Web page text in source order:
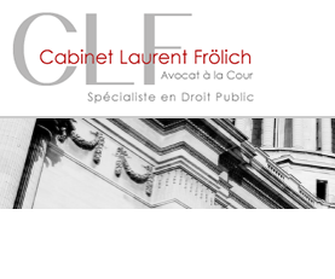
Aller
au
contenu
principal